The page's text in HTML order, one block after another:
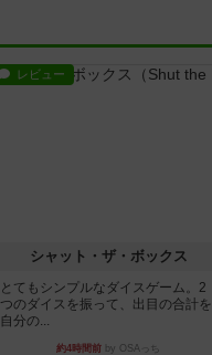
レビュー
シャット・ザ・ボックス
とてもシンプルなダイスゲーム。2
つのダイスを振って、出目の合計を
自分の...
約4時間前 by OSAっち